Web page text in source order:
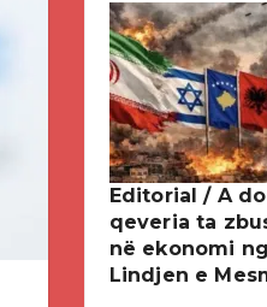
Editorial / A
qeveria ta
në ekonomi
Lindjen e